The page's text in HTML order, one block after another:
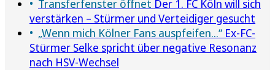
Transferfenster öffnet Der 1. FC Köln will sich
verstärken – Stürmer und Verteidiger gesucht
„Wenn mich Kölner Fans auspfeifen...“ Ex-FC-
Stürmer Selke spricht über negative Resonanz
nach HSV-Wechsel